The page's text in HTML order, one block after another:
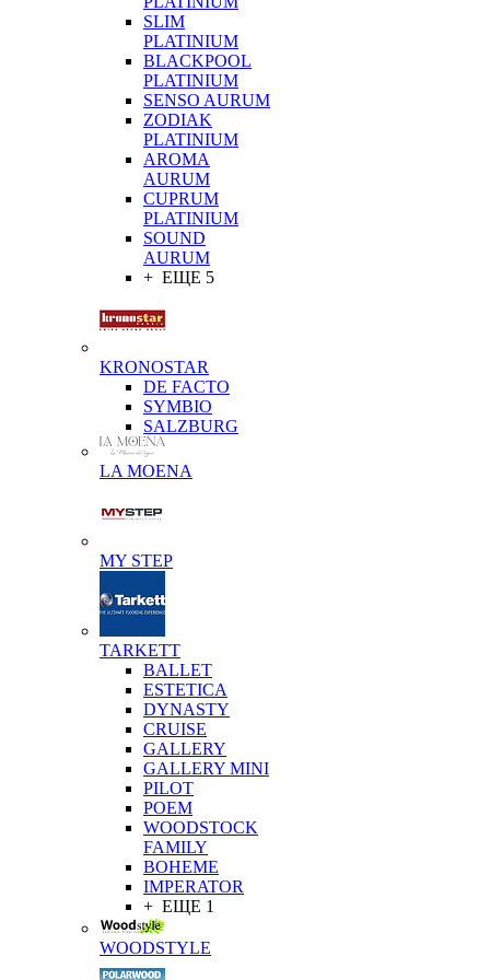
SLIM
PLATINIUM
BLACKPOOL
PLATINIUM
SENSO AURUM
ZODIAK
PLATINIUM
AROMA
AURUM
CUPRUM
PLATINIUM
SOUND
AURUM
+ ЕЩЕ 5
KRONOSTAR
DE FACTO
SYMBIO
SALZBURG
LA MOENA
MY STEP
TARKETT
BALLET
ESTETICA
DYNASTY
CRUISE
GALLERY
GALLERY MINI
PILOT
POEM
WOODSTOCK
FAMILY
BOHEME
IMPERATOR
+ ЕЩЕ 1
WOODSTYLE